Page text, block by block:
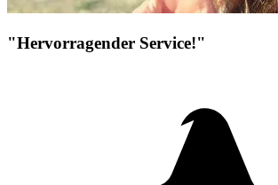
"Hervorragender Service!"